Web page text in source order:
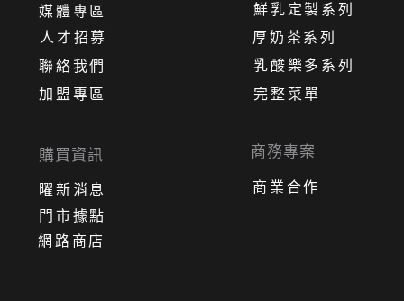
人才招募
媒體專區
網路商店
門市據點
曜新消息
購買資訊
聯絡我們
加盟專區
商務專案
商業合作
乳酸樂多系列
厚奶茶系列
鮮乳定製系列
完整菜單